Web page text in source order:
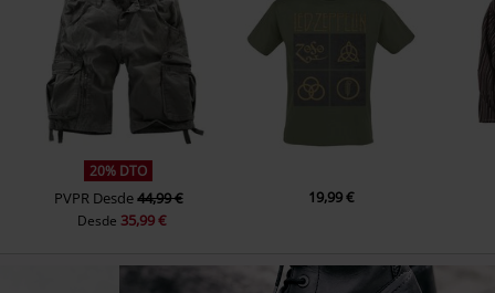
20% DTO
PVPR Desde44,99 €
Desde 35,99 €
19,99 €